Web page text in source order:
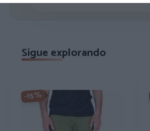
Sigue explorando
-15%